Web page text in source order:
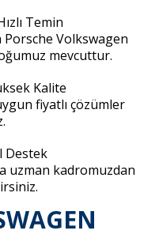
Temin
Porsche Volkswagen
mevcuttur.
Kalite
fiyatlı çözümler
Destek
uzman kadromuzdan